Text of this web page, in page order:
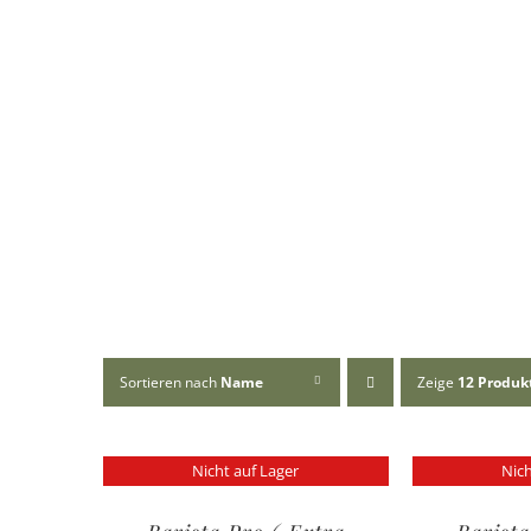
Sortieren nach Name Zeige 12
Nicht auf Lager